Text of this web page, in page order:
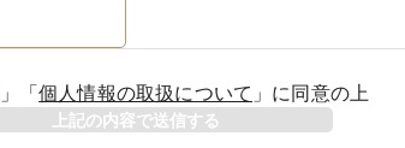
」 「個人情報の取扱について 」 に同意の上
上記の内容で送信する